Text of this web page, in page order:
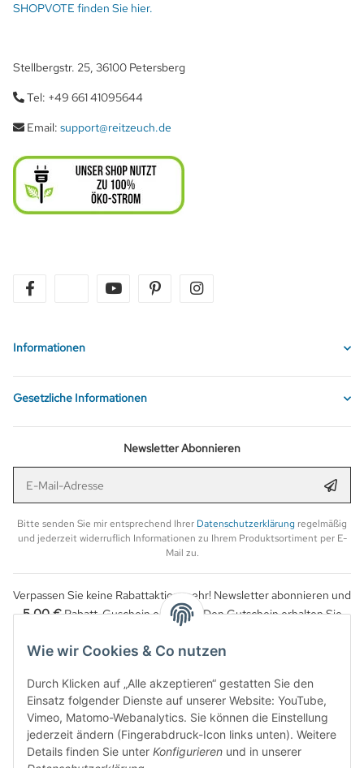
Wie wir Cookies & Co nutzen
Durch Klicken auf „Alle akzeptieren“ gestatten Sie den
Einsatz folgender Dienste auf unserer Website: YouTube,
Vimeo, Matomo-Webanalytics. Sie können die Einstellung
jederzeit ändern (Fingerabdruck-Icon links unten). Weitere
Details finden Sie unter Konfigurieren und in unserer
SHOPVOTE finden Sie hier.
Stellbergstr. 25, 36100 Petersberg
Tel: +49 661 41095644
Email: support@reitzeuch.de
twitter youtube pinterest
Informationen
Gesetzliche Informationen
Newsletter Abonnieren
Bitte senden Sie mir entsprechend Ihrer Datenschutzerklärung regelmäßig
und jederzeit widerruflich Informationen zu Ihrem Produktsortiment per E-
Mail zu.
Verpassen Sie keine Rabattaktion mehr! Newsletter abonnieren und
5,00 €Rabatt-Guschein erhalten. Den Gutschein erhalten Sie
per Email nach der erfolgreichen Bestätigung Ihrer Email-Adresse.